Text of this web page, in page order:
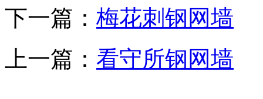
下一篇： 梅花刺钢网墙
上一篇： 看守所钢网墙